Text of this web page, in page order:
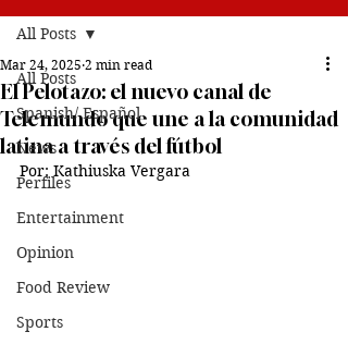
All Posts
Spanish/ Español
News
Perfiles
Entertainment
Opinion
Food Review
Sports
All Posts
El Pelotazo: el nuevo canal de
Telemundo que une a la comunidad
latina a través del fútbol
Mar 24, 2025 2 min read
Por: Kathiuska Vergara